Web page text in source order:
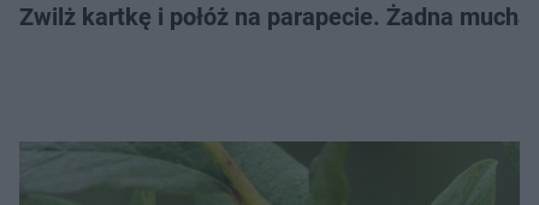
Zwilż kartkę i połóż na parapecie. Żadna